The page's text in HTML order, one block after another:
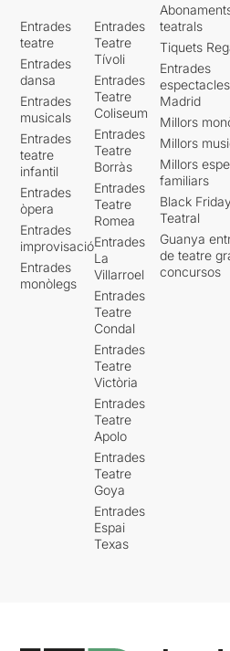
Entrades
teatre
Entrades
dansa
Entrades
musicals
Entrades
teatre
infantil
Entrades
òpera
Entrades
improvisació
Entrades
monòlegs
Entrades
Teatre
Tívoli
Entrades
Teatre
Coliseum
Entrades
Teatre
Borràs
Entrades
Teatre
Romea
Entrades
La
Villarroel
Entrades
Teatre
Condal
Entrades
Teatre
Victòria
Entrades
Teatre
Apolo
Entrades
Teatre
Goya
Entrades
Espai
Texas
teatrals
Tiquets
Entrades
Madrid
Millors
Millors
Millors
familiars
Black
Teatral
Guanya
de teatre
concursos